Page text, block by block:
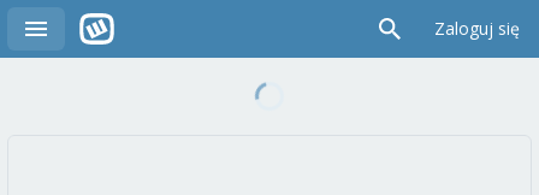
Zaloguj się